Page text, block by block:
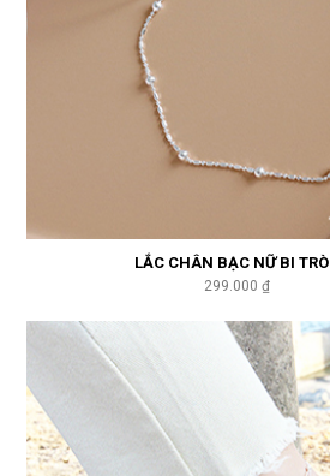
LẮC CHÂN BẠC NỮ BI
299.000 ₫